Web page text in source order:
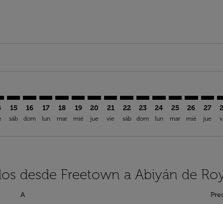
15
sáb
16
dom
17
lun
18
mar
19
mié
FNA–ABJ: cmp-view-offers-
20
jue
FNA–ABJ: cmp-view-offers-
21
vie
FNA–ABJ: cmp-view-
22
sáb
FNA–ABJ: cmp-view-
23
dom
FNA–ABJ: cmp-
24
lun
FNA–ABJ:
25
mar
26
mié
27
jue
desde Freetown a Abiyán de
A